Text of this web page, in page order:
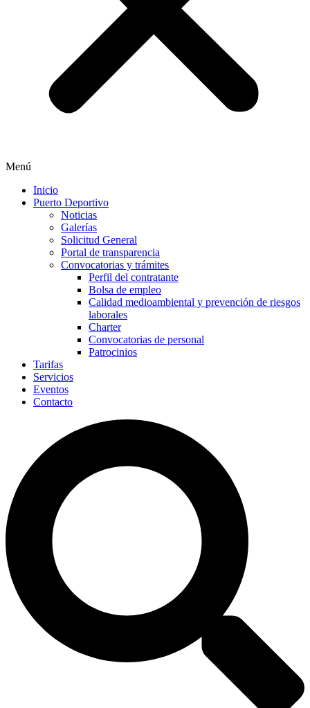
Menú
Inicio
Puerto Deportivo
Noticias
Galerías
Solicitud General
Portal de transparencia
Convocatorias y trámites
Perfil del contratante
Bolsa de empleo
Calidad medioambiental y prevención de riesgos
laborales
Charter
Convocatorias de personal
Patrocinios
Tarifas
Servicios
Eventos
Contacto